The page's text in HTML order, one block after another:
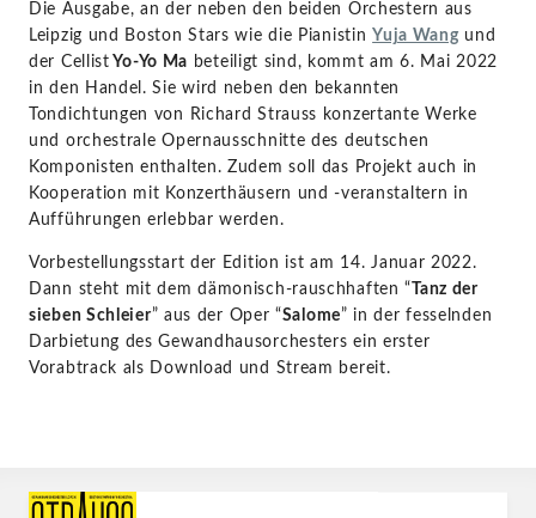
Die Ausgabe, an der neben den beiden Orchestern aus
Leipzig und Boston Stars wie die Pianistin Yuja Wangund
der Cellist Yo-Yo Ma beteiligt sind, kommt am 6. Mai 2022
in den Handel. Sie wird neben den bekannten
Tondichtungen von Richard Strauss konzertante Werke
und orchestrale Opernausschnitte des deutschen
Komponisten enthalten. Zudem soll das Projekt auch in
Kooperation mit Konzerthäusern und -veranstaltern in
Aufführungen erlebbar werden.
Vorbestellungsstart der Edition ist am 14. Januar 2022.
Dann steht mit dem dämonisch-rauschhaften “
Tanz der
sieben Schleier” aus der Oper “Salome” in der fesselnden
Darbietung des Gewandhausorchesters ein erster
Vorabtrack als Download und Stream bereit.